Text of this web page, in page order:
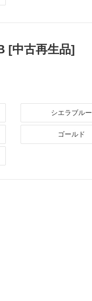
[中古再生品]
シエラブルー
ゴールド